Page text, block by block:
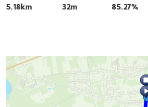
5.18km 32m 85.27%